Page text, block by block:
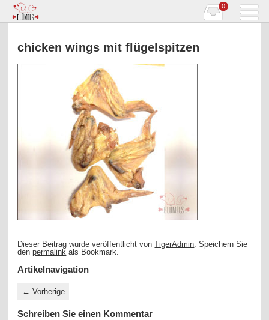
0
chicken wings mit flügelspitzen
Dieser Beitrag wurde veröffentlicht vonTigerAdmin. Speichern Sie
denpermalink als Bookmark.
Artikelnavigation
← Vorherige
Schreiben Sie einen Kommentar